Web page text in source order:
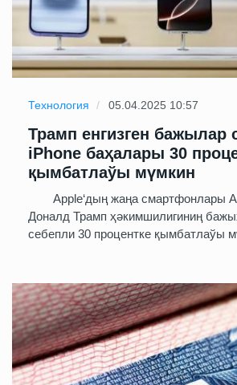
Технология 05.04.2025 10:57
Трамп енгизген бажылар
iPhone баҳалары 30
қымбатлаўы мүмкин
Apple‘дың жаңа смартфонлары
Доналд Трамп ҳәкимшилигиниң
себепли 30 процентке қымбатлаўы